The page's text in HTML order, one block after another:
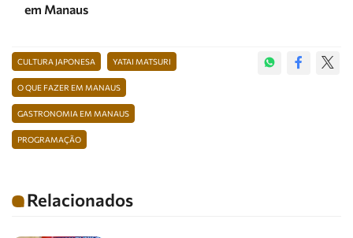
em Manaus
CULTURA JAPONESA YATAI MATSURI
O QUE FAZER EM MANAUS
GASTRONOMIA EM MANAUS
PROGRAMAÇÃO
Relacionados